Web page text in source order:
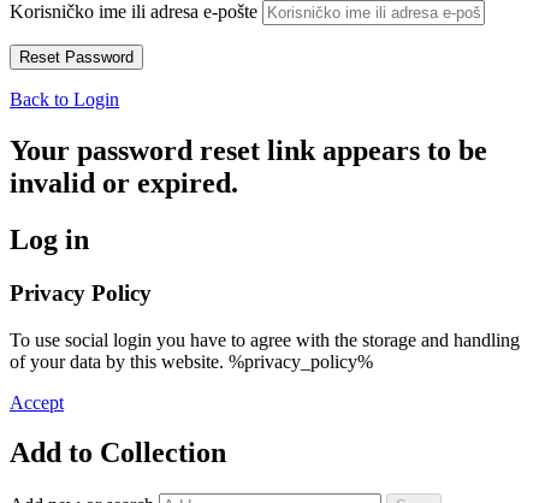
Korisničko ime ili adresa e-pošte
Back to Login
Your password reset link appears to be
invalid or expired.
Log in
Privacy Policy
To use social login you have to agree with the storage and handling
of your data by this website. %privacy_policy%
Accept
Add to Collection